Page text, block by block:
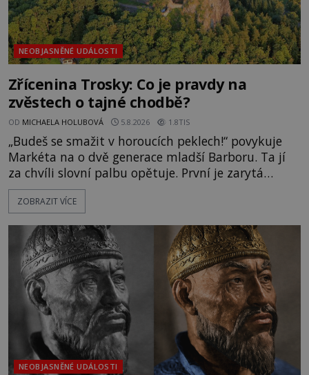
NEOBJASNĚNÉ UDÁLOSTI
Zřícenina Trosky: Co je pravdy na
zvěstech o tajné chodbě?
OD MICHAELA HOLUBOVÁ 5.8.2026 1.8TIS
„Budeš se smažit v horoucích peklech!“ povykuje
Markéta na o dvě generace mladší Barboru. Ta jí
za chvíli slovní palbu opětuje. První je zarytá
katolička, druhá přesvědčená kališnice. A každá z
nich se usídlí na jedné z věží slavného hradu
mezi vůdce protihusitského boje. Za manželku má
skutečně jistou
ZOBRAZIT VÍCE
NEOBJASNĚNÉ UDÁLOSTI